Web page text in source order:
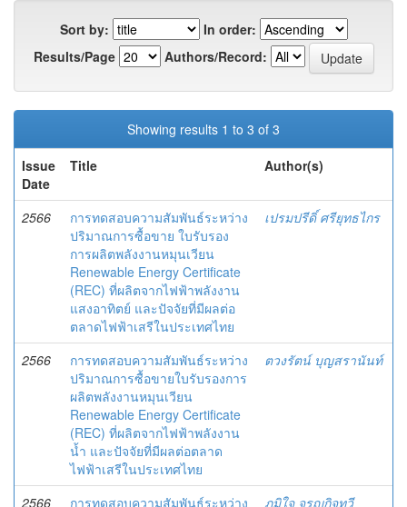
Sort by:
In order:
Results/Page
Authors/Record:
Showing results 1 to 3 of 3
Issue
Date
Title Author(s)
2566
การทดสอบความสัมพันธ์ระหว่าง
ปริมาณการซื้อขาย ใบรับรอง
การผลิตพลังงานหมุนเวียน
Renewable Energy Certificate
(REC) ที่ผลิตจากไฟฟ้าพลังงาน
แสงอาทิตย์ และปัจจัยที่มีผลต่อ
ตลาดไฟฟ้าเสรีในประเทศไทย
เปรมปรีดิ์ ศรียุทธไกร
2566
การทดสอบความสัมพันธ์ระหว่าง
ปริมาณการซื้อขายใบรับรองการ
ผลิตพลังงานหมุนเวียน
Renewable Energy Certificate
(REC) ที่ผลิตจากไฟฟ้าพลังงาน
น้ำ และปัจจัยที่มีผลต่อตลาด
ไฟฟ้าเสรีในประเทศไทย
ตวงรัตน์ บุญสรานันท์
2566 การทดสอบความสัมพันธ์ระหว่าง ภูมิใจ จรูญกิจทวี